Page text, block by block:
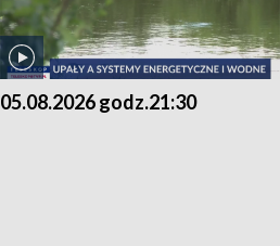
05.08.2026 godz.21:30